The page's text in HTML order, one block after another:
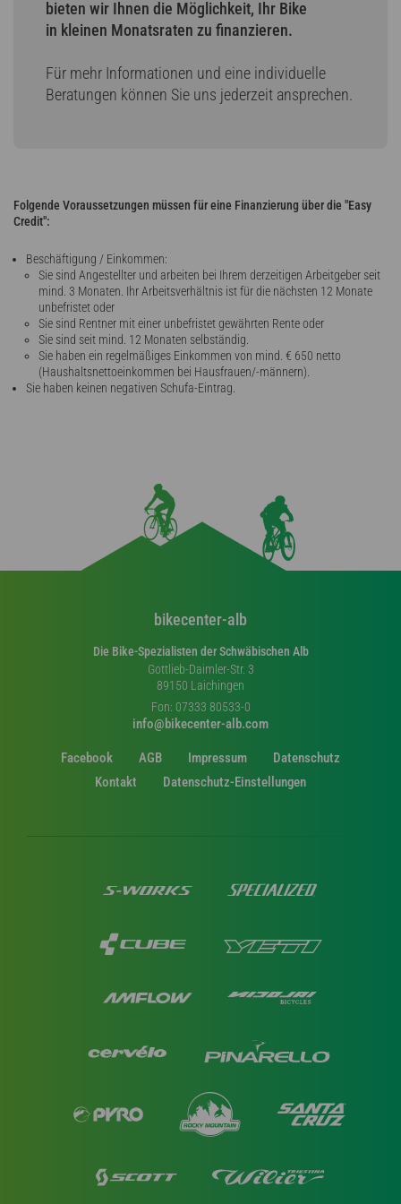
bieten wir Ihnen die Möglichkeit, Ihr Bike
in kleinen Monatsraten zu finanzieren.
Für mehr Informationen und eine individuelle
Beratungen können Sie uns jederzeit ansprechen.
Folgende Voraussetzungen müssen für eine Finanzierung über die "Easy
Credit":
Beschäftigung / Einkommen:
Sie sind Angestellter und arbeiten bei Ihrem derzeitigen Arbeitgeber seit
mind. 3 Monaten. Ihr Arbeitsverhältnis ist für die nächsten 12 Monate
unbefristet oder
Sie sind Rentner mit einer unbefristet gewährten Rente oder
Sie sind seit mind. 12 Monaten selbständig.
Sie haben ein regelmäßiges Einkommen von mind. € 650 netto
(Haushaltsnettoeinkommen bei Hausfrauen/-männern).
Sie haben keinen negativen Schufa-Eintrag.
bikecenter-alb
Die Bike-Spezialisten der Schwäbischen Alb
Gottlieb-Daimler-Str. 3
89150 Laichingen
Fon: 07333 80533-0
info@bikecenter-alb.com
Facebook AGB Impressum
Datenschutz
Kontakt
Datenschutz-Einstellungen